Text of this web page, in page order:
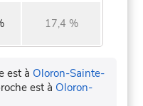
17,4 %
est à Oloron-Sainte-
est à Oloron-